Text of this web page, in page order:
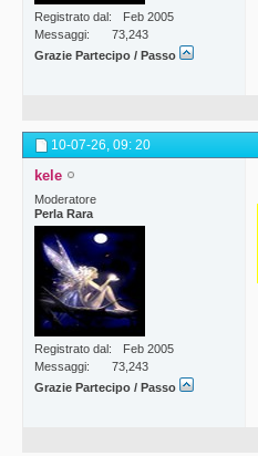
Registrato dal
Feb 2005
Messaggi
73,243
Grazie Partecipo / Passo
10-07-26, 09: 20
kele
Moderatore
Perla Rara
Registrato dal
Feb 2005
Messaggi
73,243
Grazie Partecipo / Passo